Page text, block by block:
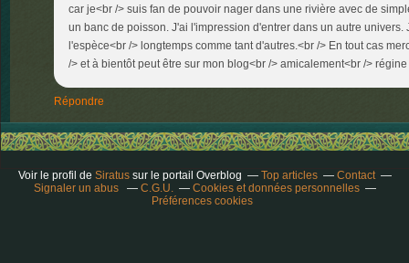
car je<br /> suis fan de pouvoir nager dans une rivière avec de
un banc de poisson. J'ai l'impression d'entrer dans un autre univers.
l'espèce<br /> longtemps comme tant d'autres.<br /> En tout cas
/> et à bientôt peut être sur mon blog<br /> amicalement<br />
Répondre
Voir le profil de Siratussur le portail Overblog Top articles
Contact
Signaler un abus
C.G.U.
Cookies et données personnelles
Préférences cookies